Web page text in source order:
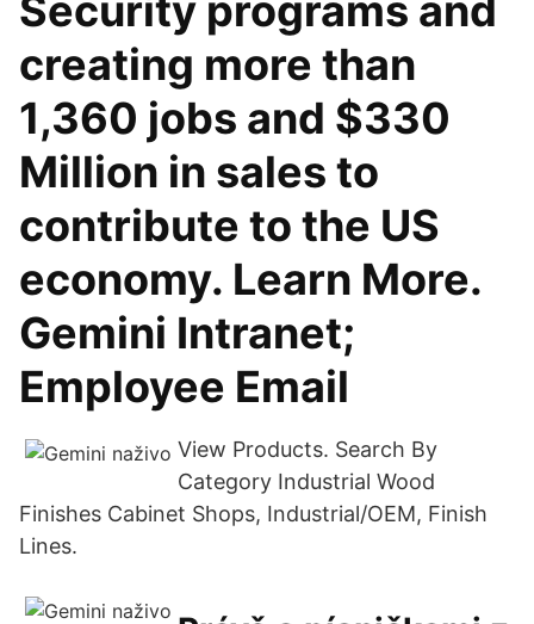
Security programs and
creating more than
1,360 jobs and $330
Million in sales to
contribute to the US
economy. Learn More.
Gemini Intranet;
Employee Email
View Products. Search By
Category Industrial Wood
Finishes Cabinet Shops, Industrial/OEM, Finish
Lines.